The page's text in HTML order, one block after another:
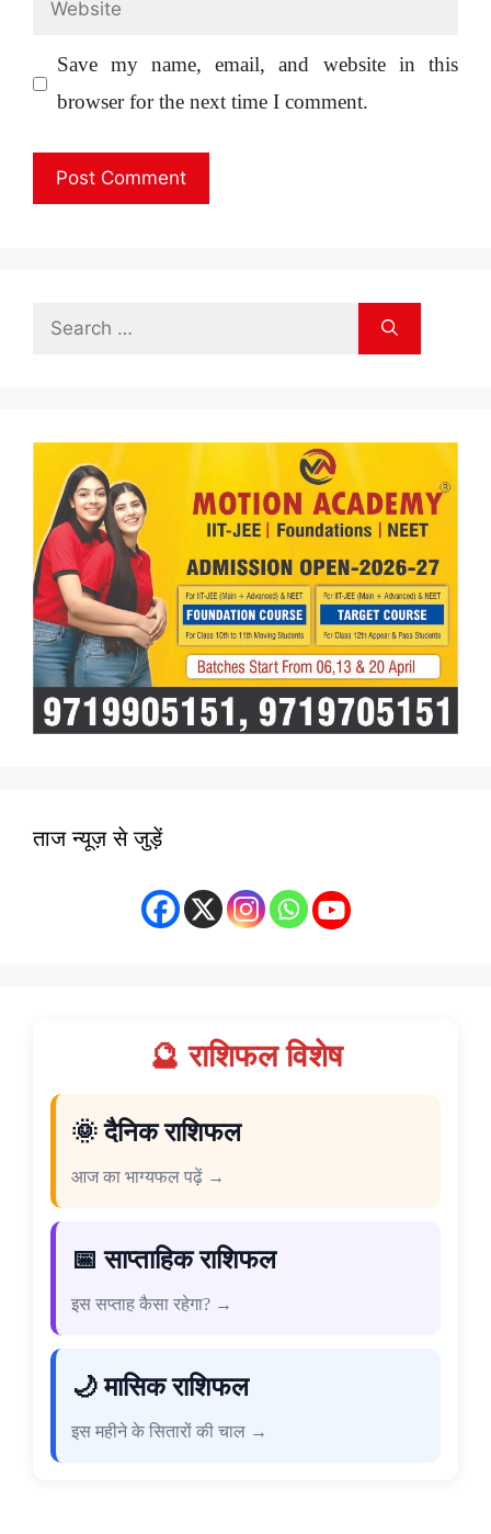
Save my name, email, and website in this
browser for the next time I comment.
Search
ताज न्यूज़ से जुड़ें
🔮 राशिफल विशेष
🌞 दैनिक राशिफल
आज का भाग्यफल पढ़ें →
📅 साप्ताहिक राशिफल
इस सप्ताह कैसा रहेगा? →
🌙 मासिक राशिफल
इस महीने के सितारों की चाल →